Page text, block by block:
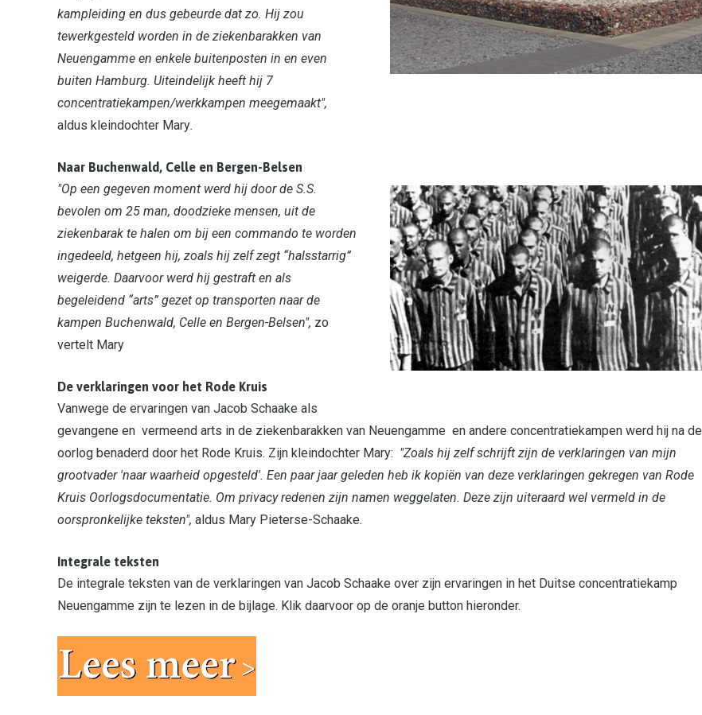
kampleiding en dus gebeurde dat zo. Hij zou
tewerkgesteld worden in de ziekenbarakken van
Neuengamme en enkele buitenposten in en even
buiten Hamburg. Uiteindelijk heeft hij 7
concentratiekampen/werkkampen meegemaakt",
aldus kleindochter Mary.
Naar Buchenwald, Celle en Bergen-Belsen
"Op een gegeven moment werd hij door de S.S.
bevolen om 25 man, doodzieke mensen, uit de
ziekenbarak te halen om bij een commando te worden
ingedeeld, hetgeen hij, zoals hij zelf zegt “halsstarrig”
weigerde. Daarvoor werd hij gestraft en als
begeleidend “arts” gezet op transporten naar de
kampen Buchenwald, Celle en Bergen-Belsen", zo
vertelt Mary
De verklaringen voor het Rode Kruis
Vanwege de ervaringen van Jacob Schaake als
gevangene en vermeend arts in de ziekenbarakken van Neuengamme en andere concentratiekampen werd hij na de
oorlog benaderd door het Rode Kruis. Zijn kleindochter Mary: "Zoals hij zelf schrijft zijn de verklaringen van mijn
grootvader 'naar waarheid opgesteld'. Een paar jaar geleden heb ik kopiën van deze verklaringen gekregen van Rode
Kruis Oorlogsdocumentatie. Om privacy redenen zijn namen weggelaten. Deze zijn uiteraard wel vermeld in de
oorspronkelijke teksten", aldus Mary Pieterse-Schaake.
Integrale teksten
De integrale teksten van de verklaringen van Jacob Schaake over zijn ervaringen in het Duitse concentratiekamp
Neuengamme zijn te lezen in de bijlage. Klik daarvoor op de oranje button hieronder.